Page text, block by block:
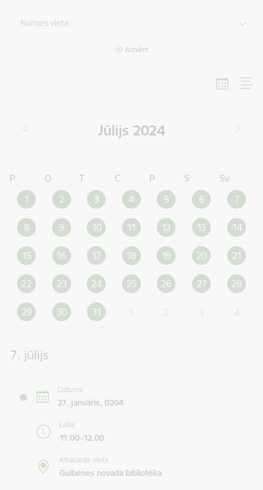
Norises vieta
Aizvērt
Jūlijs 2024
P O T C P S
Sv
1
2 3 4 5 6 7
8 9 10 11 12 13 14
15 16 17 18 19 20 21
22 23 24 25 26 27 28
29 30 31
7. jūlijs
Datums
27. janvāris, 0204
Laiks
11.00–12.00
Atrašanās vieta
Gulbenes novada bibliotēka